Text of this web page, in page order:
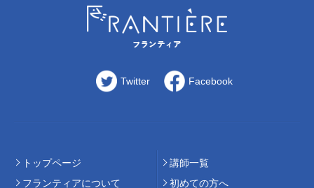
Twitter Facebook
トップページ
フランティアについて
講師⼀覧
初めての⽅へ